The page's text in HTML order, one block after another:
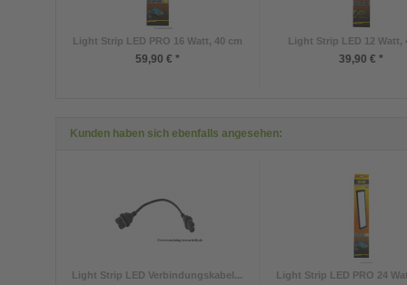
Light Strip LED PRO 16 Watt, 40 cm
59,90 € *
Light Strip LED 12 Watt,
39,90 € *
Kunden haben sich ebenfalls angesehen:
Light Strip LED Verbindungskabel... Light Strip LED PRO 24